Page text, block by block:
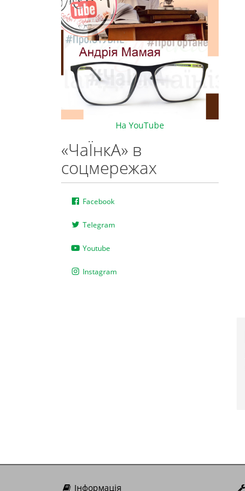
На YouTube
«ЧаЇнкА» в
соцмережах
Facebook
Telegram
Youtube
Instagram
Інформація